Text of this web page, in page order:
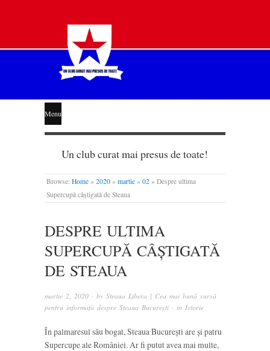
STEAUA
LIBERĂ
Menu
Un club curat mai presus de toate!
Browse: Home » 2020 » martie » 02 » Despre ultima
Supercupă câștigată de Steaua
DESPRE ULTIMA
SUPERCUPĂ CÂȘTIGATĂ
DE STEAUA
martie 2, 2020 · by Steaua Libera | Cea mai bună sursă
pentru informații despre Steaua București · in Istorie
În palmaresul său bogat, Steaua București are și patru
Supercupe ale României. Ar fi putut avea mai multe,